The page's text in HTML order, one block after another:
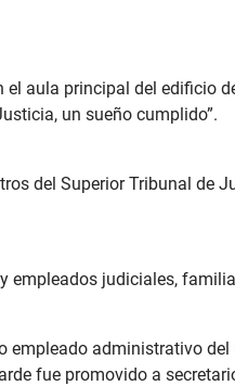
aula principal del edificio
un sueño cumplido”.
del Superior Tribunal de
judiciales,
empleado administrativo
fue promovido a